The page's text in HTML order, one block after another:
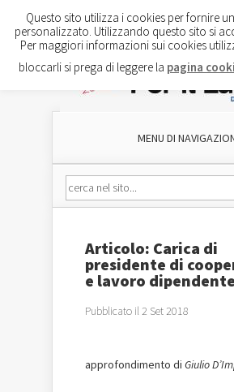
MENU DI
Articolo: Carica di
presidente di
e lavoro dipendente
Pubblicato il 2 Set 2018
approfondimento di Giulio
Questo sito utilizza i cookies per fornire
personalizzato. Utilizzando questo sito si
Per maggiori informazioni sui cookies
bloccarli si prega di leggere la pagina